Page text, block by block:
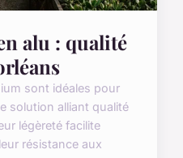
alu : qualité
sont idéales pour
solution alliant qualité
légèreté facilite
résistance aux